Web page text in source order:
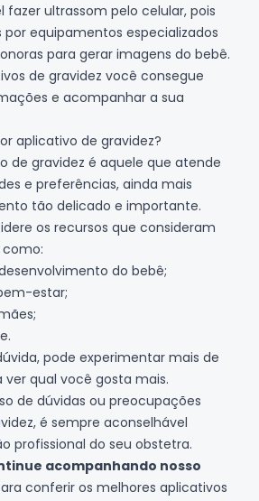
fazer ultrassom pelo celular, pois
por equipamentos especializados
para gerar imagens do bebê.
de gravidez você consegue
e acompanhar a sua
aplicativo de gravidez?
de gravidez é aquele que atende
e preferências, ainda mais
tão delicado e importante.
os recursos que consideram
do bebê;
estar;
pode experimentar mais de
qual você gosta mais.
de dúvidas ou preocupações
é sempre aconselhável
profissional do seu obstetra.
acompanhando nosso
conferir os melhores aplicativos